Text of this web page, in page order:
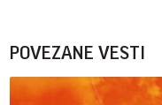
POVEZANE VESTI